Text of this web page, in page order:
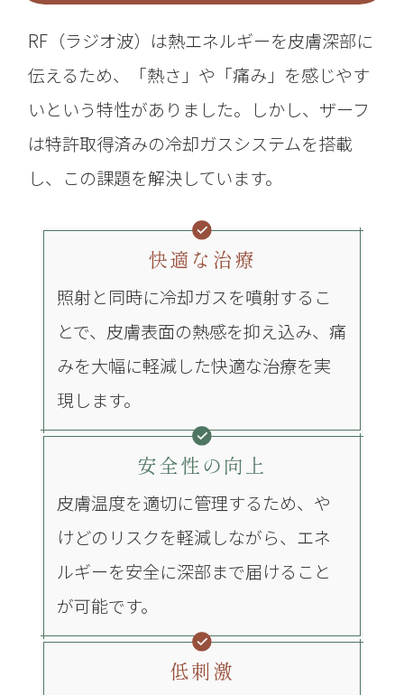
RF（ラジオ波）は熱エネルギーを皮膚深部に
伝えるため、「熱さ」や「痛み」を感じやす
いという特性がありました。しかし、ザーフ
は特許取得済みの冷却ガスシステムを搭載
し、この課題を解決しています。
快適な治療
照射と同時に冷却ガスを噴射するこ
とで、皮膚表面の熱感を抑え込み、痛
みを大幅に軽減した快適な治療を実
現します。
安全性の向上
皮膚温度を適切に管理するため、や
けどのリスクを軽減しながら、エネ
ルギーを安全に深部まで届けること
が可能です。
低刺激